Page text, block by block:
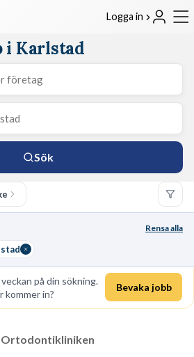
Logga in
i Karlstad
Sök
Rensa alla
på din sökning.
kommer in?
Bevaka jobb